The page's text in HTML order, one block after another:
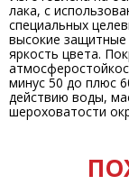
лака, с
специальных
высокие защитные
яркость цвета.
минус 50 до плюс
действию воды,
шероховатости